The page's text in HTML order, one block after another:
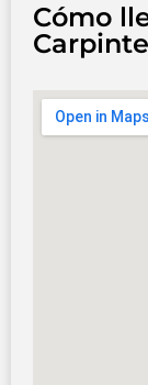
Cómo